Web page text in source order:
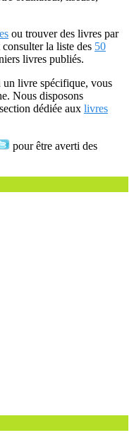
ou trouver des livres par
la liste des 50
livres publiés.
un livre spécifique, vous
Nous disposons
dédiée aux livres
pour être averti des